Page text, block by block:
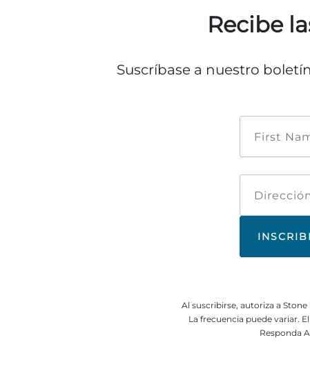
Recibe
Suscríbase a nuestro
Al suscribirse, autoriza a
La frecuencia puede variar.
Responda